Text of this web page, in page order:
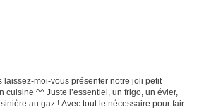
laissez-moi-vous présenter notre joli petit
cuisine ^^ Juste l’essentiel, un frigo, un évier,
au gaz ! Avec tout le nécessaire pour faire